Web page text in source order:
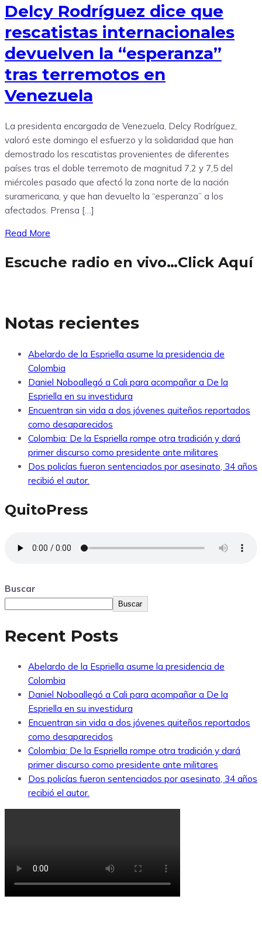
Delcy Rodríguez dice que
rescatistas internacionales
devuelven la “esperanza”
tras terremotos en
Venezuela
La presidenta encargada de Venezuela, Delcy Rodríguez,
valoró este domingo el esfuerzo y la solidaridad que han
demostrado los rescatistas provenientes de diferentes
países tras el doble terremoto de magnitud 7,2 y 7,5 del
miércoles pasado que afectó la zona norte de la nación
suramericana, y que han devuelto la “esperanza” a los
afectados. Prensa […]
Read More
Escuche radio en vivo…Click Aquí
Notas recientes
Abelardo de la Espriella asume la presidencia de
Colombia
Daniel Noboallegó a Cali para acompañar a De la
Espriella en su investidura
Encuentran sin vida a dos jóvenes quiteños reportados
como desaparecidos
Colombia: De la Espriella rompe otra tradición y dará
primer discurso como presidente ante militares
Dos policías fueron sentenciados por asesinato, 34 años
recibió el autor.
QuitoPress
Buscar
Buscar
Recent Posts
Abelardo de la Espriella asume la presidencia de
Colombia
Daniel Noboallegó a Cali para acompañar a De la
Espriella en su investidura
Encuentran sin vida a dos jóvenes quiteños reportados
como desaparecidos
Colombia: De la Espriella rompe otra tradición y dará
primer discurso como presidente ante militares
Dos policías fueron sentenciados por asesinato, 34 años
recibió el autor.